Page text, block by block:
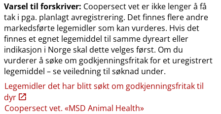
Varsel til forskriver: Coopersect vet er ikke lenger å få
tak i pga. planlagt avregistrering. Det finnes flere andre
markedsførte legemidler som kan vurderes. Hvis det
finnes et egnet legemiddel til samme dyreart eller
indikasjon i Norge skal dette velges først. Om du
vurderer å søke om godkjenningsfritak for et uregistrert
legemiddel – se veiledning til søknad under.
Legemidler det har blitt søkt om godkjenningsfritak til
dyr
Coopersect vet. «MSD Animal Health»